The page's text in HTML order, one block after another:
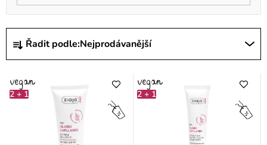
Ř
a
e
Řadit podle:Nejprodávanější
2 + 1 2 + 1